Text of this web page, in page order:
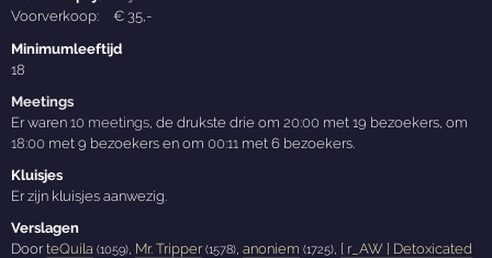
Voorverkoop:
€ 35,-
Minimumleeftijd
18
Meetings
Er waren10 meetings , de drukste drie om20:00 met 19 bezoekers, om
18:00 met 9 bezoekers en om00:11 met 6 bezoekers.
Kluisjes
Er zijn kluisjes aanwezig.
Verslagen
DoorteQuila (1059), Mr. Tripper (1578),anoniem (1725), [ r_AW ] Detoxicated